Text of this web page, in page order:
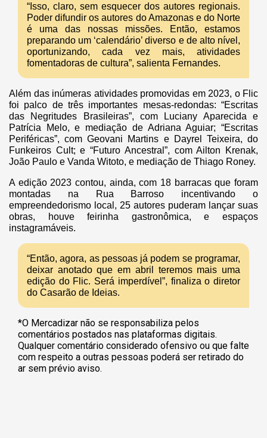
“Isso, claro, sem esquecer dos autores regionais.
Poder difundir os autores do Amazonas e do Norte
é uma das nossas missões. Então, estamos
preparando um ‘calendário’ diverso e de alto nível,
oportunizando, cada vez mais, atividades
fomentadoras de cultura”, salienta Fernandes.
Além das inúmeras atividades promovidas em 2023, o Flic
foi palco de três importantes mesas-redondas: “Escritas
das Negritudes Brasileiras”, com Luciany Aparecida e
Patrícia Melo, e mediação de Adriana Aguiar; “Escritas
Periféricas”, com Geovani Martins e Dayrel Teixeira, do
Funkeiros Cult; e “Futuro Ancestral”, com Ailton Krenak,
João Paulo e Vanda Witoto, e mediação de Thiago Roney.
A edição 2023 contou, ainda, com 18 barracas que foram
montadas na Rua Barroso incentivando o
empreendedorismo local, 25 autores puderam lançar suas
obras, houve feirinha gastronômica, e espaços
instagramáveis.
“Então, agora, as pessoas já podem se programar,
deixar anotado que em abril teremos mais uma
edição do Flic. Será imperdível”, finaliza o diretor
do Casarão de Ideias.
*O Mercadizar não se responsabiliza pelos
comentários postados nas plataformas digitais.
Qualquer comentário considerado ofensivo ou que falte
com respeito a outras pessoas poderá ser retirado do
ar sem prévio aviso.